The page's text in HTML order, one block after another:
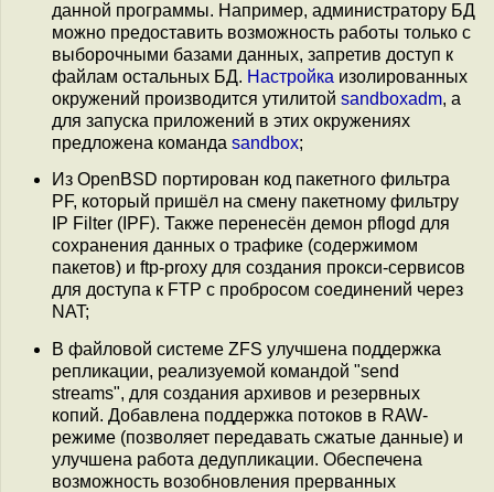
данной программы. Например, администратору БД
можно предоставить возможность работы только с
выборочными базами данных, запретив доступ к
файлам остальных БД. Настройка изолированных
окружений производится утилитой sandboxadm, а
для запуска приложений в этих окружениях
предложена команда sandbox;
Из OpenBSD портирован код пакетного фильтра
PF, который пришёл на смену пакетному фильтру
IP Filter (IPF). Также перенесён демон pflogd для
сохранения данных о трафике (содержимом
пакетов) и ftp-proxy для создания прокси-сервисов
для доступа к FTP c пробросом соединений через
NAT;
В файловой системе ZFS улучшена поддержка
репликации, реализуемой командой "send
streams", для создания архивов и резервных
копий. Добавлена поддержка потоков в RAW-
режиме (позволяет передавать сжатые данные) и
улучшена работа дедупликации. Обеспечена
возможность возобновления прерванных